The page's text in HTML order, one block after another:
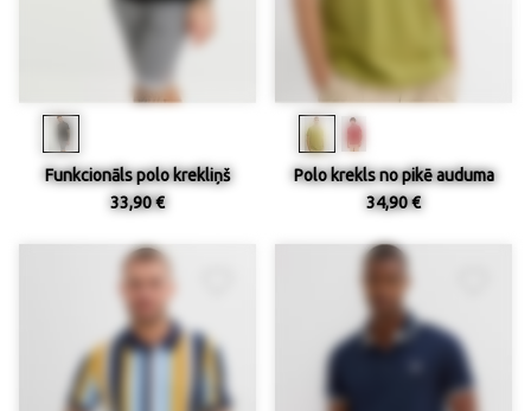
Funkcionāls polo krekliņš
33,90 €
Polo krekls no pikē auduma
34,90 €